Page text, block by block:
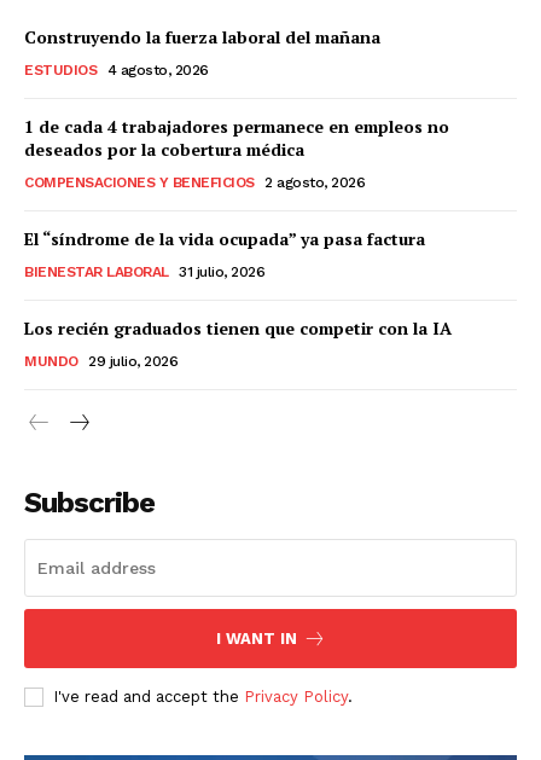
Construyendo la fuerza laboral del mañana
ESTUDIOS 4 agosto, 2026
1 de cada 4 trabajadores permanece en empleos no
deseados por la cobertura médica
COMPENSACIONES Y BENEFICIOS 2 agosto, 2026
El “síndrome de la vida ocupada” ya pasa factura
BIENESTAR LABORAL 31 julio, 2026
Los recién graduados tienen que competir con la IA
MUNDO 29 julio, 2026
Subscribe
I WANT IN
I've read and accept the Privacy Policy.